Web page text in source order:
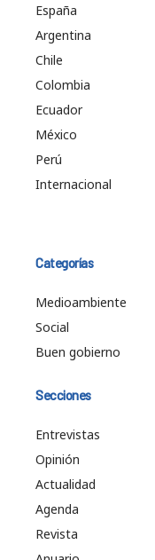
España
Argentina
Chile
Colombia
Ecuador
México
Perú
Internacional
Categorías
Medioambiente
Social
Buen gobierno
Secciones
Entrevistas
Opinión
Actualidad
Agenda
Revista